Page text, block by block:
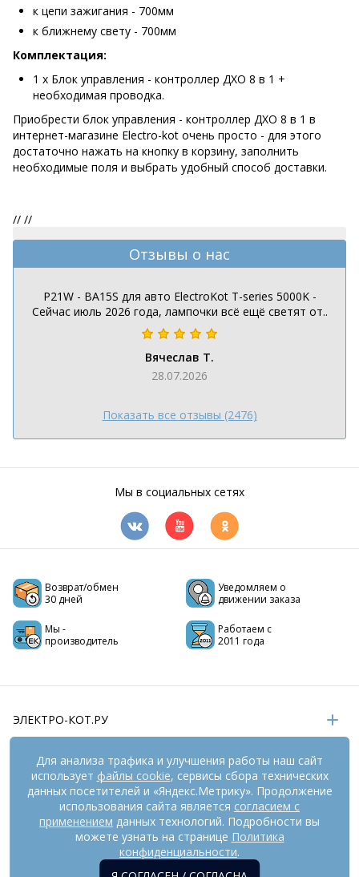
к цепи зажигания - 700мм
к ближнему свету - 700мм
Комплектация:
1 x Блок управления - контроллер ДХО 8 в 1 +
необходимая проводка.
Приобрести блок управления - контроллер ДХО 8 в 1 в
интернет-магазине Electro-kot очень просто - для этого
достаточно нажать на кнопку в корзину, заполнить
необходимые поля и выбрать удобный способ доставки.
// //
Отзывы о нас
P21W - BA15S для авто ElectroKot T-series 5000K -
Сейчас июль 2026 года, лампочки всё ещё светят от..
Вячеслав Т.
28.07.2026
Показать все отзывы (2476)
Мы в социальных сетях
Возврат/обмен
30 дней
Уведомляем о
движении заказа
Мы -
производитель
Работаем с
2011 года
ЭЛЕКТРО-КОТ.РУ
ИНФОРМАЦИЯ
РЕКВИЗИТЫ
На информационном ресурсе применяются
рекомендательные технологии (информационные технологии
предоставления информации на основе сбора,
Для анализа трафика и улучшения работы наш сайт
использует файлы cookie, сервисы сбора технических
данных посетителей и «Яндекс.Метрику». Продолжение
использования сайта является согласием с
применением данных технологий. Подробности вы
можете узнать на странице Политика
конфиденциальности.